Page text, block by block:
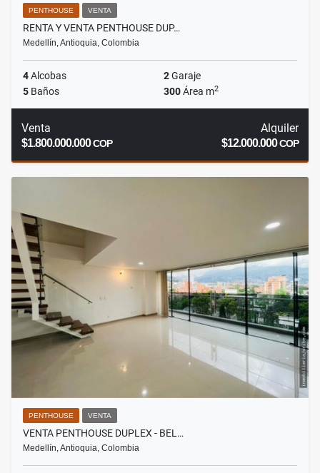
PENTHOUSE VENTA
RENTA Y VENTA PENTHOUSE DUP…
Medellín, Antioquia, Colombia
4Alcobas 2Garaje
5 Baños 300Área m2
Venta
$1.800.000.000COP
Alquiler
$12.000.000COP
PENTHOUSE VENTA
VENTA PENTHOUSE DUPLEX - BEL…
Medellín, Antioquia, Colombia